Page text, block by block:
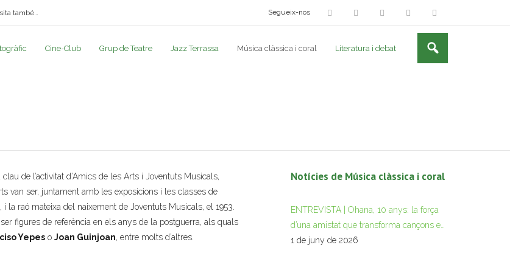
també… Segueix-nos
Cine-Club Grup de Teatre Jazz Terrassa Música clàssica i coral Literatura i debat
de l’activitat d’Amics de les Arts i Joventuts Musicals,
van ser, juntament amb les exposicions i les classes de
raó mateixa del naixement de Joventuts Musicals, el 1953.
figures de referència en els anys de la postguerra, als quals
Yepes o Joan Guinjoan, entre molts d’altres.
Notícies de Música clàssica i coral
ENTREVISTA | Ohana, 10 anys: la força
d’una amistat que transforma cançons en
històries
1 de juny de 2026